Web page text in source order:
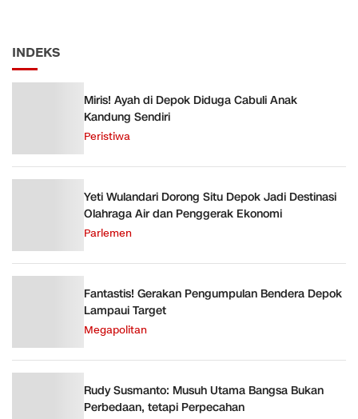
INDEKS
Miris! Ayah di Depok Diduga Cabuli Anak
Kandung Sendiri
Peristiwa
Yeti Wulandari Dorong Situ Depok Jadi Destinasi
Olahraga Air dan Penggerak Ekonomi
Parlemen
Fantastis! Gerakan Pengumpulan Bendera Depok
Lampaui Target
Megapolitan
Rudy Susmanto: Musuh Utama Bangsa Bukan
Perbedaan, tetapi Perpecahan